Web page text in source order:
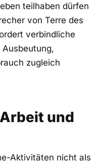
teilhaben dürfen
von Terre des
verbindliche
zugleich
und
Aktivitäten nicht als